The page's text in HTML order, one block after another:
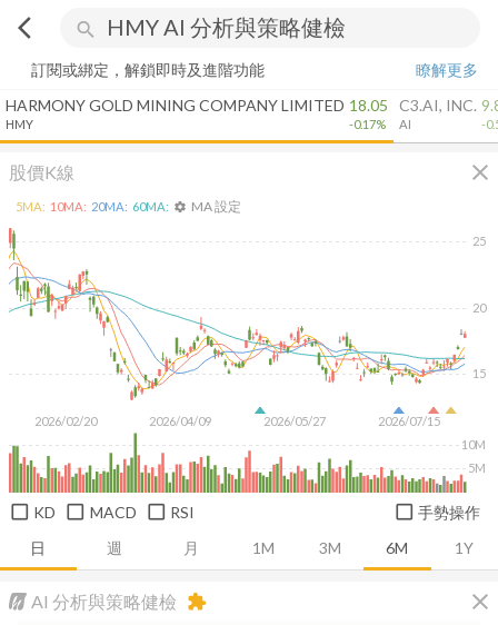
arrow_back_ios search
訂閱或綁定，解鎖即時及進階功能
瞭解更多
HARMONY GOLD MINING COMPANY LIMITED
HMY
18.05
-0.17%
C3.AI, INC.
AI -
股價K線 close
日 週 月 1M 3M 6M 1Y
2026/02/20 2026/04/09 2026/05/27 2026/07/15
15
20
25
5M
10M
5MA: 10MA: 20MA: 60MA: settings MA 設定
KD MACD RSI 手勢操作
AI 分析與策略健檢 close
extension